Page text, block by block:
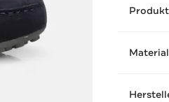
Material